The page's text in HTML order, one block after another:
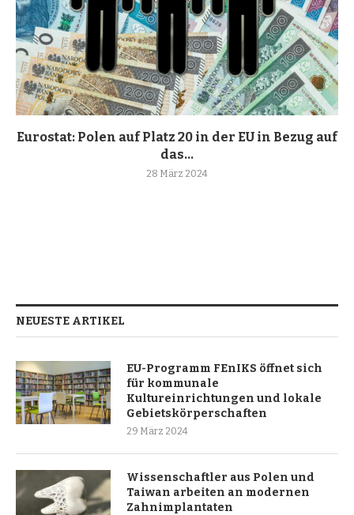
Eurostat: Polen auf Platz 20 in der EU in Bezug auf
das...
28 März 2024
NEUESTE ARTIKEL
EU-Programm FEnIKS öffnet sich
für kommunale
Kultureinrichtungen und lokale
Gebietskörperschaften
29 März 2024
Wissenschaftler aus Polen und
Taiwan arbeiten an modernen
Zahnimplantaten